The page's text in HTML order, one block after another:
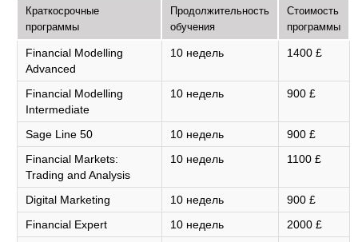
Краткосрочные
программы
Продолжительность
обучения
Стоимость
программы
Financial Modelling
Advanced
10 недель 1400 £
Financial Modelling
Intermediate
10 недель 900 £
Sage Line 50 10 недель
900 £
Financial Markets:
Trading and Analysis
10 недель 1100 £
Digital Marketing 10 недель
900 £
Financial Expert
10 недель
2000 £